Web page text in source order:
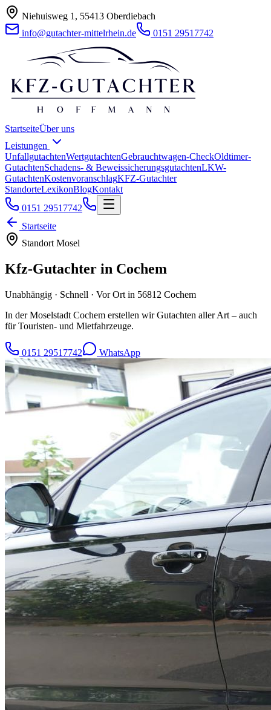
Niehuisweg 1, 55413 Oberdiebach
info@gutachter-mittelrhein.de
0151 29517742
StartseiteÜber uns
Leistungen
UnfallgutachtenWertgutachtenGebrauchtwagen-CheckOldtimer-
GutachtenSchadens- & BeweissicherungsgutachtenLKW-
GutachtenKostenvoranschlagKFZ-Gutachter
StandorteLexikonBlogKontakt
0151 29517742
Startseite
Standort Mosel
Kfz-Gutachter in Cochem
Unabhängig · Schnell · Vor Ort in 56812 Cochem
In der Moselstadt Cochem erstellen wir Gutachten aller Art – auch
für Touristen- und Mietfahrzeuge.
0151 29517742 WhatsApp